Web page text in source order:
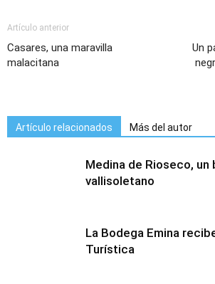
Artículo anterior
Casares, una maravilla
malacitana
Un
Artículo relacionados Más del autor
Medina de Rioseco, un
vallisoletano
La Bodega Emina
Turística